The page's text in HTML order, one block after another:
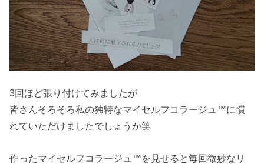
3回ほど張り付けてみましたが
皆さんそろそろ私の独特なマイセルフコラージュ™に慣
れていただけましたでしょうか笑
作ったマイセルフコラージュ™を見せると毎回微妙なリ